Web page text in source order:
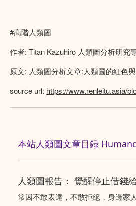
#高階人類圖
作者: Titan Kazuhiro 人類圖分析研究
原文: 人類圖分析文章:人類圖的紅色
source url: https://www.renleitu.asia/
本站人類圖文章目録
人類圖報告： 覺醒停止借錢
常因不敢表達，不敢拒絕，身邊家